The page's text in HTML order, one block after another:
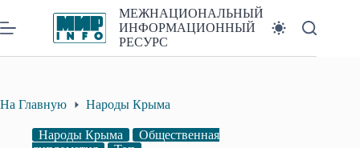
к
сути
МЕЖНАЦИОНАЛЬНЫЙ
ИНФОРМАЦИОННЫЙ
РЕСУРС
На Главную Народы Крыма
Народы Крыма
Общественная